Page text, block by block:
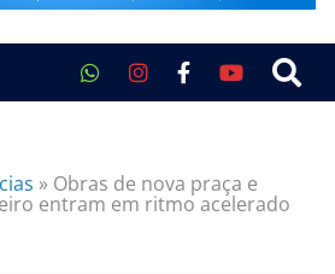
» Obras de nova praça e
entram em ritmo acelerado